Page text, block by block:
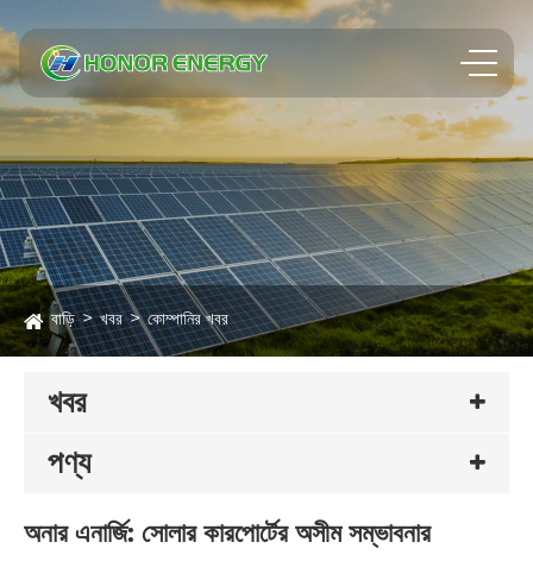
বাড়ি খবর কোম্পানির খবর
খবর
পণ্য
অনার এনার্জি: সোলার কারপোর্টের অসীম সম্ভাবনার